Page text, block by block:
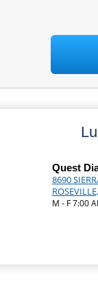
Quest
8690
M - F 7:00